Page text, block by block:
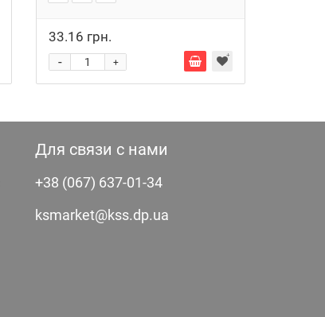
33.16 грн.
+
-
Для связи с нами
+38 (067) 637-01-34
ksmarket@kss.dp.ua